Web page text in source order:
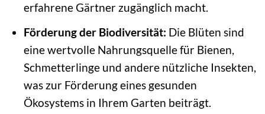
erfahrene Gärtner zugänglich macht.
Förderung der Biodiversität: Die Blüten sind
eine wertvolle Nahrungsquelle für Bienen,
Schmetterlinge und andere nützliche Insekten,
was zur Förderung eines gesunden
Ökosystems in Ihrem Garten beiträgt.